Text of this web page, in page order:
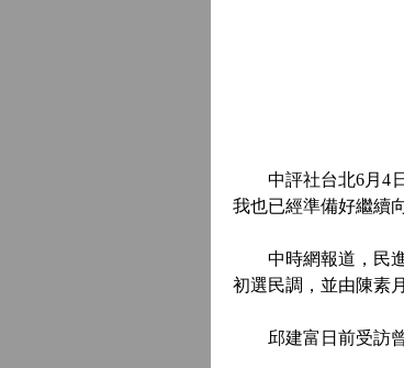
中評社台北6月4日
我也已經準備好繼續
中時網報道，民進
初選民調，並由陳素
邱建富日前受訪曾